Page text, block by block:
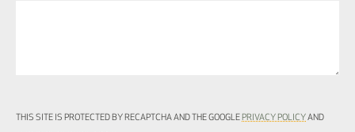
THIS SITE IS PROTECTED BY RECAPTCHA AND THE GOOGLE PRIVACY POLICY AND